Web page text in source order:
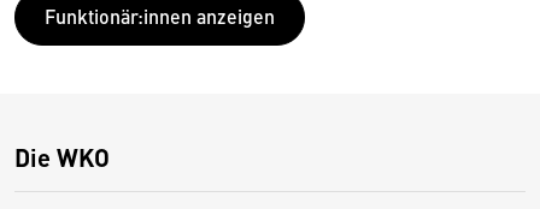
Funktionär:innen anzeigen
Die WKO